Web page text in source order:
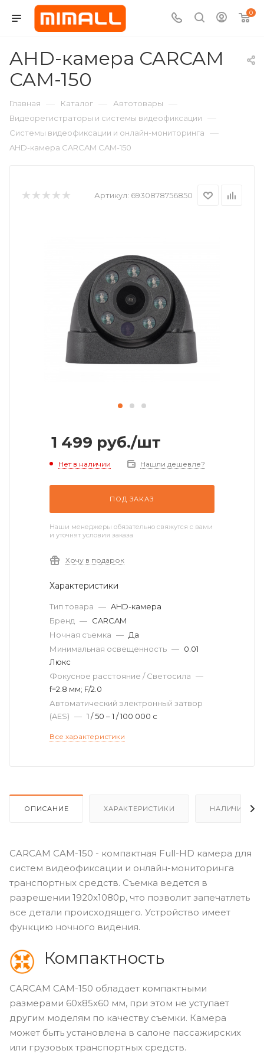
0
AHD-камера CARCAM
CAM-150
Главная — Каталог — Автотовары —
Видеорегистраторы и системы видеофиксации —
Системы видеофиксации и онлайн-мониторинга —
AHD-камера CARCAM CAM-150
Артикул: 6930878756850
1 499 руб./шт
Нет в наличии Нашли дешевле?
ПОД ЗАКАЗ
Наши менеджеры обязательно свяжутся с вами
и уточнят условия заказа
Хочу в подарок
Характеристики
Тип товара — AHD-камера
Бренд — CARCAM
Ночная съемка — Да
Минимальная освещенность — 0.01
Люкс
Фокусное расстояние / Светосила —
f=2.8 мм; F/2.0
Автоматический электронный затвор
(AES) — 1 / 50 – 1 / 100 000 с
Все характеристики
ОПИСАНИЕ ХАРАКТЕРИСТИКИ НАЛИЧИЕ
CARCAM CAM-150 - компактная Full-HD камера для
систем видеофиксации и онлайн-мониторинга
транспортных средств. Съемка ведется в
разрешении 1920x1080p, что позволит запечатлеть
все детали происходящего. Устройство имеет
функцию ночного видения.
Компактность
CARCAM CAM-150 обладает компактными
размерами 60x85x60 мм, при этом не уступает
другим моделям по качеству съемки. Камера
может быть установлена в салоне пассажирских
или грузовых транспортных средств.